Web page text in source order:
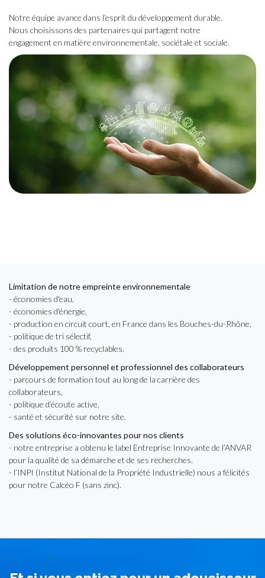
Notre équipe avance dans l’esprit du développement durable.
Nous choisissons des partenaires qui partagent notre
engagement en matière environnementale, sociétale et sociale.
Limitation de notre empreinte environnementale
- économies d'eau,
- économies d'énergie,
- production en circuit court, en France dans les Bouches-du-Rhône,
- politique de tri sélectif,
- des produits 100 % recyclables.
Développement personnel et professionnel des collaborateurs
- parcours de formation tout au long de la carrière des
collaborateurs,
- politique d’écoute active,
- santé et sécurité sur notre site.
Des solutions éco-innovantes pour nos clients
- notre entreprise a obtenu le label Entreprise Innovante de l’ANVAR
pour la qualité de sa démarche et de ses recherches.
- l’INPI (Institut National de la Propriété Industrielle) nous a félicités
pour notre Calcéo F (sans zinc).